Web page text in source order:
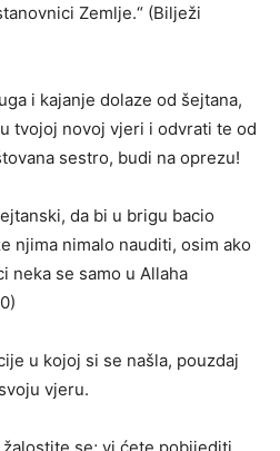
Zemlje.“ (Bilježi
i kajanje dolaze od šejtana,
tvojoj novoj vjeri i odvrati te od
sestro, budi na oprezu!
da bi u brigu bacio
njima nimalo nauditi, osim ako
neka se samo u Allaha
u kojoj si se našla, pouzdaj
vjeru.